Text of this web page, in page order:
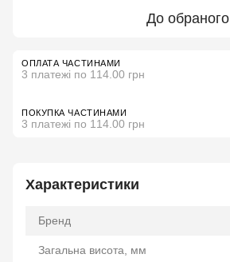
До обраного
ОПЛАТА ЧАСТИНАМИ
3 платежі по 114.00 грн
ПОКУПКА ЧАСТИНАМИ
3 платежі по 114.00 грн
Характеристики
Бренд
Загальна висота, мм